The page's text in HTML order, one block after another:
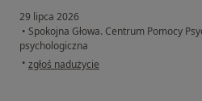
29 lipca 2026
• Spokojna Głowa. Centrum Pomocy
psychologiczna
• w opinii użytkownika Kamila
zgłoś nadużycie